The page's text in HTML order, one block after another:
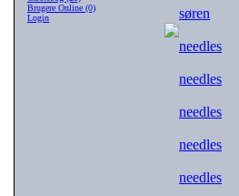
Brugere Online (0)
Login
søren
needles
needles
needles
needles
needles